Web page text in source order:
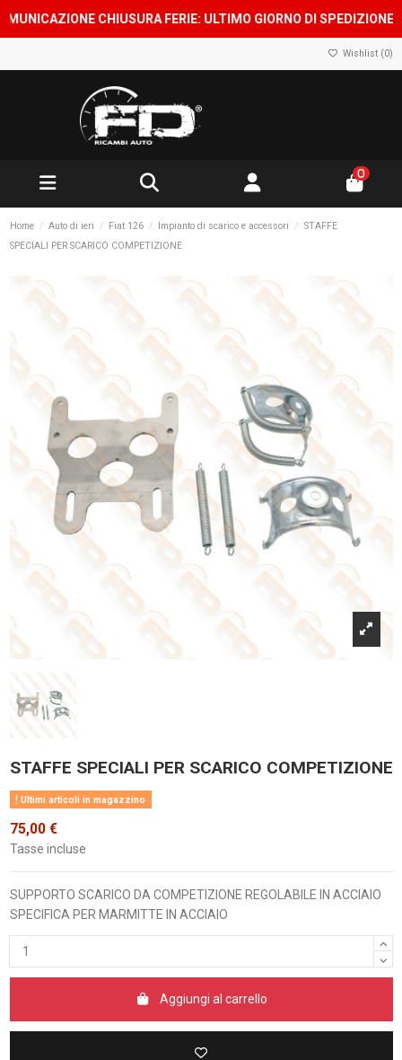
CHIUSURA FERIE: ULTIMO GIORNO DI SPEDIZIONE 7
Wishlist (0)
0
Home Auto di ieri Fiat 126 Impianto di scarico e accessori
STAFFE
SPECIALI PER SCARICO COMPETIZIONE
STAFFE SPECIALI PER SCARICO COMPETIZIONE
Ultimi articoli in magazzino
75,00 €
Tasse incluse
SUPPORTO SCARICO DA COMPETIZIONE REGOLABILE IN ACCIAIO
SPECIFICA PER MARMITTE IN ACCIAIO
Aggiungi al carrello